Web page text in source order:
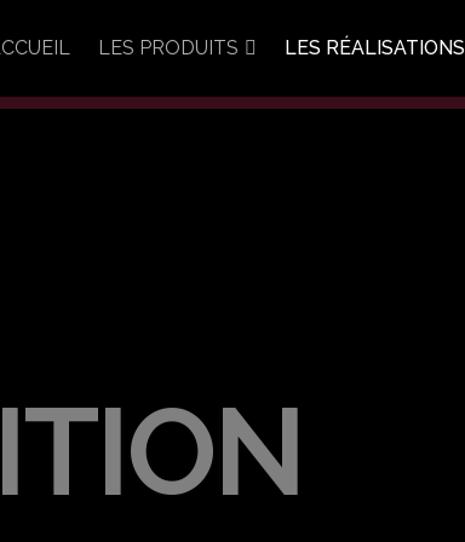
LES PRODUITS LES RÉALISATIONS